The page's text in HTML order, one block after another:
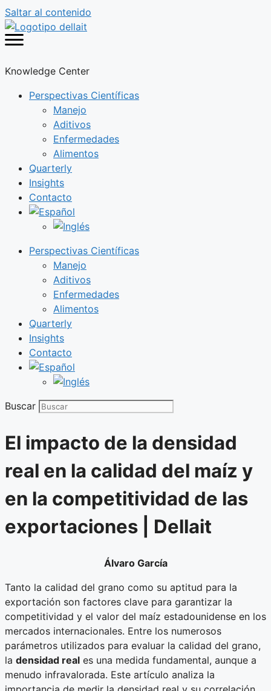
Saltar al contenido
Knowledge Center
Perspectivas Científicas
Manejo
Aditivos
Enfermedades
Alimentos
Quarterly
Insights
Contacto
Perspectivas Científicas
Manejo
Aditivos
Enfermedades
Alimentos
Quarterly
Insights
Contacto
Buscar
El impacto de la densidad
real en la calidad del maíz y
en la competitividad de las
exportaciones | Dellait
Álvaro García
Tanto la calidad del grano como su aptitud para la
exportación son factores clave para garantizar la
competitividad y el valor del maíz estadounidense en los
mercados internacionales. Entre los numerosos
parámetros utilizados para evaluar la calidad del grano,
la densidad real es una medida fundamental, aunque a
menudo infravalorada. Este artículo analiza la